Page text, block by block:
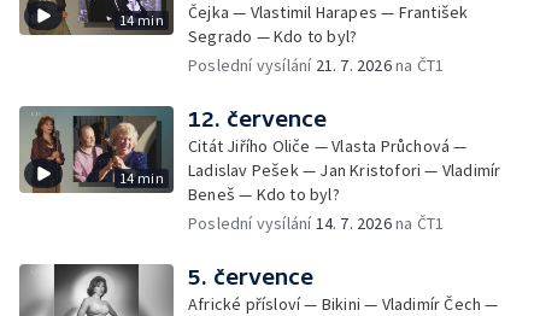
14 min
Čejka — Vlastimil Harapes — František
Segrado — Kdo to byl?
Poslední vysílání 21. 7. 2026na ČT1
14 min
12. července
Citát Jiřího Oliče — Vlasta Průchová —
Ladislav Pešek — Jan Kristofori — Vladimír
Beneš — Kdo to byl?
Poslední vysílání14. 7. 2026na ČT1
5. července
Africké přísloví — Bikini — Vladimír Čech —